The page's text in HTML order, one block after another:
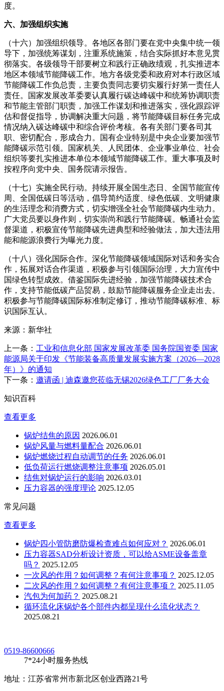
度。
六、加强组织实施
（十六）加强组织领导。各地区各部门要在党中央集中统一领
导下，加强统筹谋划，注重系统施策，结合实际抓好本意见贯
彻落实。各级领导干部要树立和践行正确政绩观，扎实推进本
地区本领域节能降碳工作。地方各级党委和政府对本行政区域
节能降碳工作负总责，主要负责同志要切实履行好第一责任人
责任。国家发展改革委要认真履行碳达峰碳中和统筹协调职责
和节能主管部门职责，加强工作谋划和推进落实，强化跟踪评
估和督促指导，协调解决重大问题，将节能降碳目标任务完成
情况纳入碳达峰碳中和综合评价考核。各有关部门要各司其
职、密切配合，形成合力。国有企业特别是中央企业要加强节
能降碳示范引领。国家机关、人民团体、企业事业单位、社会
组织等要扎实推进本单位本领域节能降碳工作。重大事项及时
按程序向党中央、国务院请示报告。
（十七）实施全民行动。持续开展全国生态日、全国节能宣传
周、全国低碳日等活动，倡导简约适度、绿色低碳、文明健康
的生活理念和消费方式，切实增强全社会节能降碳内生动力。
广大党员要以身作则，切实崇尚和践行节能降碳。畅通社会监
督渠道，积极宣传节能降碳先进典型和经验做法，加大违法用
能和能源浪费行为曝光力度。
（十八）强化国际合作。深化节能降碳领域国际对话和务实合
作，拓展对话合作渠道，积极参与引领国际治理，大力宣传中
国绿色转型成效。借鉴国际先进经验，加强节能降碳技术合
作，支持节能低碳产品贸易，鼓励节能降碳服务企业走出去。
积极参与节能降碳国际标准制定修订，推动节能降碳标准、标
识国际互认。
来源：新华社
上一条： 工业和信息化部 国家发展改革委 国务院国资委 国家
能源局关于印发《节能装备高质量发展实施方案（2026—2028
年）》的通知
下一条： 邀请函 | 迪森邀您莅临无锡2026绿色工厂厂务大会
知识百科
查看更多
锅炉结焦的原因 2026.06.01
锅炉风量与燃料量配合 2026.06.01
锅炉燃烧过程自动调节的任务 2026.06.01
低负荷运行燃烧调整注意事项 2026.05.01
结焦对锅炉运行的影响 2026.03.01
压力容器的强度理论 2025.12.05
常见问题
查看更多
锅炉四小管防磨防爆检查难点如何应对？ 2026.06.01
压力容器SAD分析设计资质，可以给ASME设备盖章
吗？ 2025.12.05
一次风的作用？如何调整？有何注意事项？ 2025.12.05
二次风的作用？如何调整？有何注意事项？ 2025.11.05
汽包为何加药？ 2025.08.21
循环流化床锅炉各个部件内都呈现什么流化状态？
2025.08.21
0519-86600666
7*24小时服务热线
地址：江苏省常州市新北区创业西路21号